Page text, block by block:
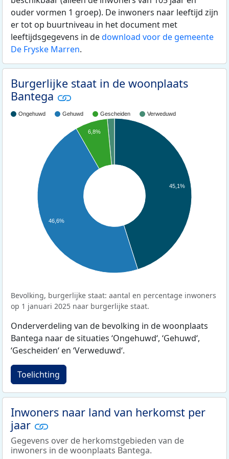
ouder vormen 1 groep). De inwoners naar leeftijd zijn
er tot op buurtniveau in het document met
leeftijdsgegevens in dedownload voor de gemeente
De Fryske Marren.
Burgerlijke staat in de woonplaats
Bantega
Ongehuwd Gehuwd Gescheiden Verweduwd
45,1%
6,8%
46,6%
Bevolking, burgerlijke staat: aantal en percentage inwoners
op 1 januari 2025 naar burgerlijke staat.
Onderverdeling van de bevolking in de woonplaats
Bantega naar de situaties ‘Ongehuwd‘, ‘Gehuwd‘,
‘Gescheiden‘ en ‘Verweduwd‘.
Toelichting
Inwoners naar land van herkomst per
jaar
Gegevens over de herkomstgebieden van de
inwoners in de woonplaats Bantega.